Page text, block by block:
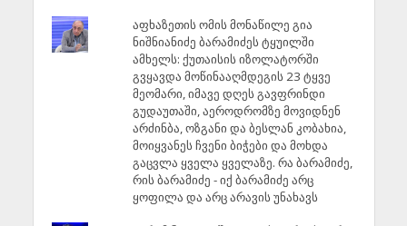
აფხაზეთის ომის მონაწილე გია
ნიშნიანიძე ბარამიძეს ტყუილში
ამხელს: ქუთაისის იზოლატორში
გვყავდა მოწინააღმდეგის 23 ტყვე
მეომარი, იმავე დღეს გავფრინდი
გუდაუთაში, აეროდრომზე მოვიდნენ
არძინბა, ოზგანი და ბესლან კობახია,
მოიყვანეს ჩვენი ბიჭები და მოხდა
გაცვლა ყველა ყველაზე. რა ბარამიძე,
რის ბარამიძე - იქ ბარამიძე არც
ყოფილა და არც არავის უნახავს